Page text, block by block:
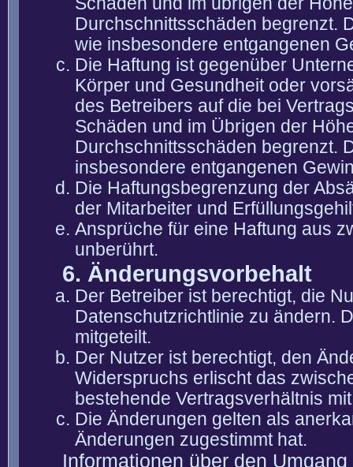
Durchschnittsschäden begrenzt.
wie insbesondere entgangenen
Die Haftung ist gegenüber
Körper und Gesundheit oder
des Betreibers auf die bei
Schäden und im Übrigen der
Durchschnittsschäden begrenzt.
insbesondere entgangenen
Die Haftungsbegrenzung der
der Mitarbeiter und
Ansprüche für eine Haftung aus
unberührt.
6. Änderungsvorbehalt
Der Betreiber ist berechtigt, die
Datenschutzrichtlinie zu ändern.
mitgeteilt.
Der Nutzer ist berechtigt, den
Widerspruchs erlischt das
bestehende Vertragsverhältnis
Die Änderungen gelten als
Änderungen zugestimmt hat.
Informationen über den